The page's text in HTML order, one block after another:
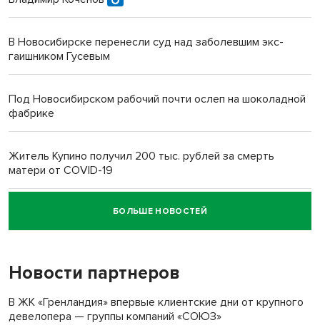
В Новосибирске перенесли суд над заболевшим экс-
гаишником Гусевым
Под Новосибирском рабочий почти ослеп на шоколадной
фабрике
Житель Купино получил 200 тыс. рублей за смерть
матери от COVID-19
Новосибирский суд наказал водителя за смерть
пенсионерки на вокзале
«Мы живём на пастбище!»: в новосибирском селе лошади
терроризируют жителей
БОЛЬШЕ НОВОСТЕЙ
Новости партнеров
В ЖК «Гренландия» впервые клиентские дни от крупного
девелопера — группы компаний «СОЮЗ»